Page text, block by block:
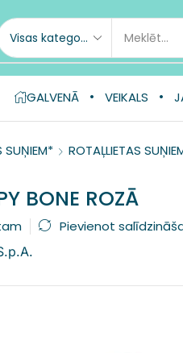
GALVENĀ VEIKALS
SUŅIEM* ROTAĻLIETAS
BONE ROZĀ
Pievienot